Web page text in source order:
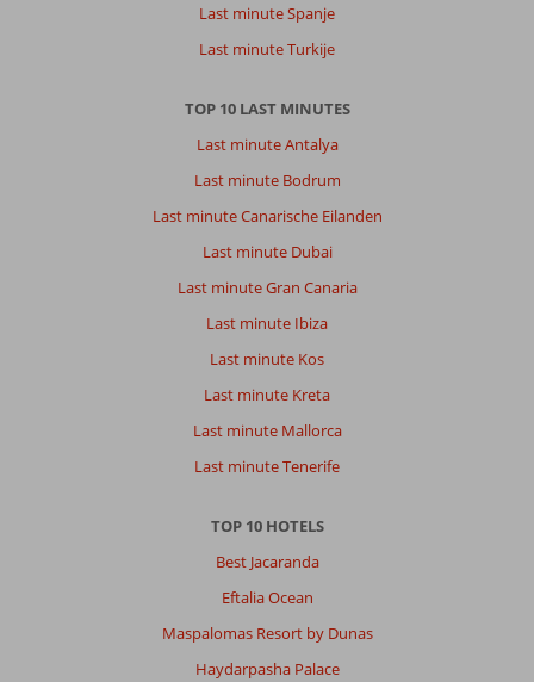
Last minute Spanje
Last minute Turkije
TOP 10 LAST MINUTES
Last minute Antalya
Last minute Bodrum
Last minute Canarische Eilanden
Last minute Dubai
Last minute Gran Canaria
Last minute Ibiza
Last minute Kos
Last minute Kreta
Last minute Mallorca
Last minute Tenerife
TOP 10 HOTELS
Best Jacaranda
Eftalia Ocean
Maspalomas Resort by Dunas
Haydarpasha Palace